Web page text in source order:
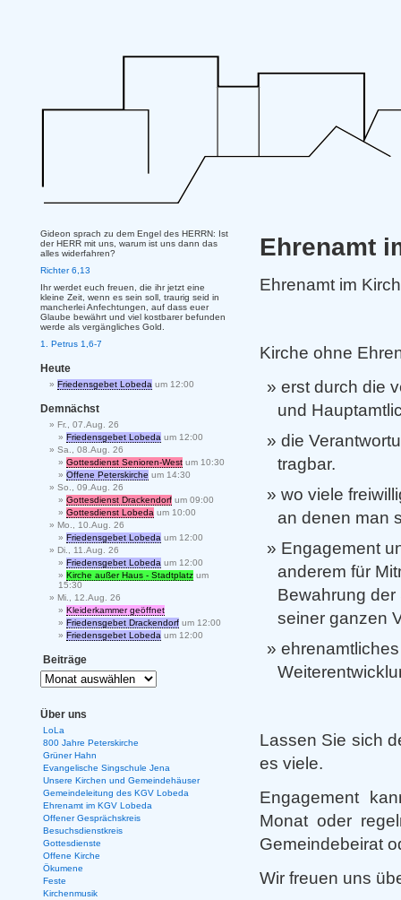
Ehrenamt
Ehrenamt im
Kirche ohne
erst durch die
und
die
tragbar.
wo viele
an denen man
Engagement
anderem für
Bewahrung
seiner ganzen
Lassen Sie sich
es viele.
Engagement
Monat oder
Gemeindebeirat
Wir freuen uns
Gideon sprach zu dem Engel des HERRN: Ist
der HERR mit uns, warum ist uns dann das
alles widerfahren?
Richter 6,13
Ihr werdet euch freuen, die ihr jetzt eine
kleine Zeit, wenn es sein soll, traurig seid in
mancherlei Anfechtungen, auf dass euer
Glaube bewährt und viel kostbarer befunden
werde als vergängliches Gold.
1. Petrus 1,6-7
Heute
Friedensgebet Lobeda um 12:00
Demnächst
Fr., 07.Aug. 26
Friedensgebet Lobeda um 12:00
Sa., 08.Aug. 26
Gottesdienst Senioren-West um 10:30
Offene Peterskirche um 14:30
So., 09.Aug. 26
Gottesdienst Drackendorf um 09:00
Gottesdienst Lobeda um 10:00
Mo., 10.Aug. 26
Friedensgebet Lobeda um 12:00
Di., 11.Aug. 26
Friedensgebet Lobeda um 12:00
Kirche außer Haus - Stadtplatz um
15:30
Mi., 12.Aug. 26
Kleiderkammer geöffnet
Friedensgebet Drackendorf um 12:00
Friedensgebet Lobeda um 12:00
Beiträge
Über uns
LoLa
800 Jahre Peterskirche
Grüner Hahn
Evangelische Singschule Jena
Unsere Kirchen und Gemeindehäuser
Gemeindeleitung des KGV Lobeda
Ehrenamt im KGV Lobeda
Offener Gesprächskreis
Besuchsdienstkreis
Gottesdienste
Offene Kirche
Ökumene
Feste
Kirchenmusik